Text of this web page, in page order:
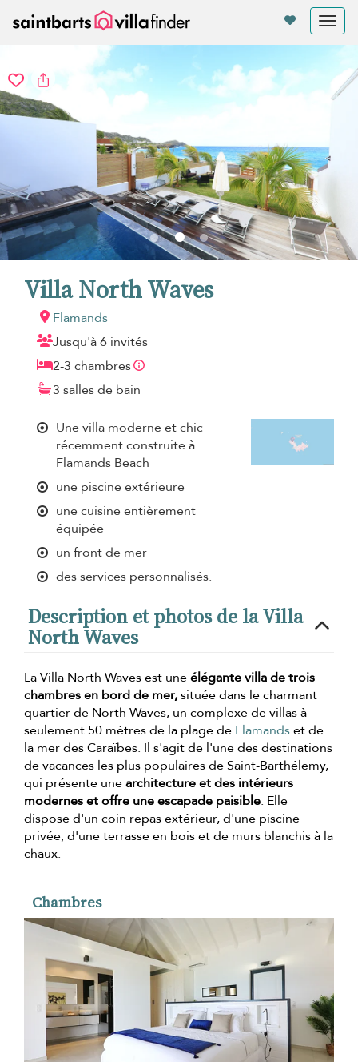
Villa North Waves
Flamands
Jusqu'à 6 invités
2-3 chambres
3 salles de bain
Une villa moderne et chic
récemment construite à
Flamands Beach
une piscine extérieure
une cuisine entièrement
équipée
un front de mer
des services personnalisés.
Description et photos de la Villa
North Waves
La Villa North Waves est uneélégante villa de trois
chambres en bord de mer,située dans le charmant
quartier de North Waves, un complexe de villas à
seulement 50 mètres de la plage de Flamandset de
la mer des Caraïbes. Il s'agit de l'une des destinations
de vacances les plus populaires de Saint-Barthélemy,
qui présente unearchitecture et des intérieurs
modernes et offre une escapade paisible. Elle
dispose d'un coin repas extérieur, d'une piscine
privée, d'une terrasse en bois et de murs blanchis à la
chaux.
Chambres
Vos paramètres de cookies